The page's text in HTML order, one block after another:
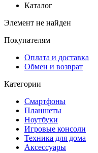
Каталог
Элемент не найден
Покупателям
Оплата и доставка
Обмен и возврат
Категории
Смартфоны
Планшеты
Ноутбуки
Игровые консоли
Техника для дома
Аксессуары